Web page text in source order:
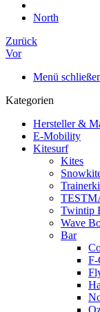
North
Zurück
Vor
Menü
Kategorien
Hersteller &
E-Mobility
Kitesurf
Kites
Twintip
Wave
Bar